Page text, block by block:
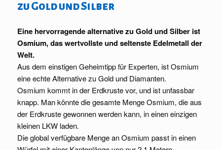
zu Gold und Silber
Eine hervorragende alternative zu Gold und Silber ist
Osmium, das wertvollste und seltenste Edelmetall der
Welt.
Aus dem einstigen Geheimtipp für Experten, ist Osmium
eine echte Alternative zu Gold und Diamanten.
Osmium kommt in der Erdkruste vor, und ist unfassbar
knapp. Man könnte die gesamte Menge Osmium, die aus
der Erdkruste gewonnen werden kann, in einen einzigen
kleinen LKW laden.
Die global verfügbare Menge an Osmium passt in einen